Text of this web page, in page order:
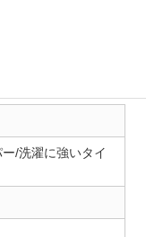
/洗濯に強いタイ